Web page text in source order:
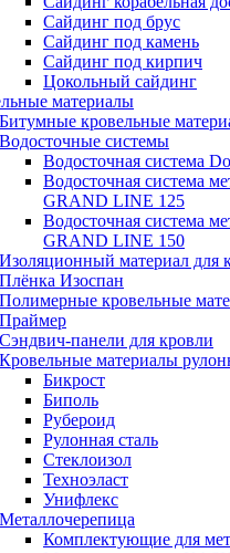
Сайдинг под брус
Сайдинг под камень
Сайдинг под кирпич
Цокольный сайдинг
материалы
Битумные кровельные
Водосточные системы
Водосточная система
Водосточная система
GRAND LINE 125
Водосточная система
GRAND LINE 150
Изоляционный материал для
Плёнка Изоспан
Полимерные кровельные
Праймер
Сэндвич-панели для кровли
Кровельные материалы
Бикрост
Биполь
Рубероид
Рулонная сталь
Стеклоизол
Техноэласт
Унифлекс
Металлочерепица
Комплектующие для